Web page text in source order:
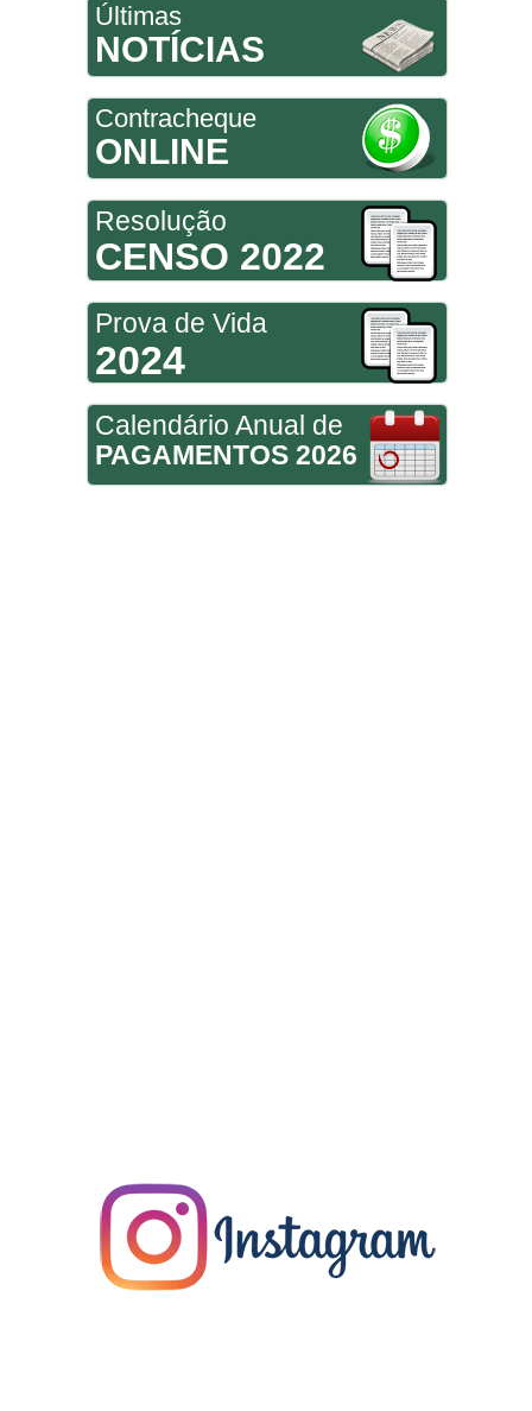
Últimas
NOTÍCIAS
Contracheque
ONLINE
Resolução
CENSO 2022
Prova de Vida
2024
Calendário Anual de
PAGAMENTOS 2026